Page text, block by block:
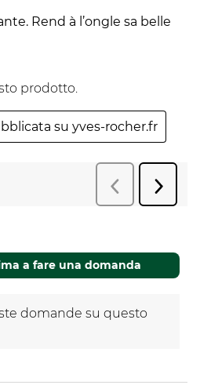
Rend à l’ongle sa belle
prodotto.
su yves-rocher.fr
Precedente
su questo
a fare una domanda
domande su questo